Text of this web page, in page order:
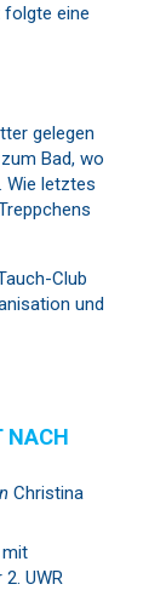
eine
gelegen
Bad, wo
Wie letztes
Club
und
NACH
Christina
mit
UWR